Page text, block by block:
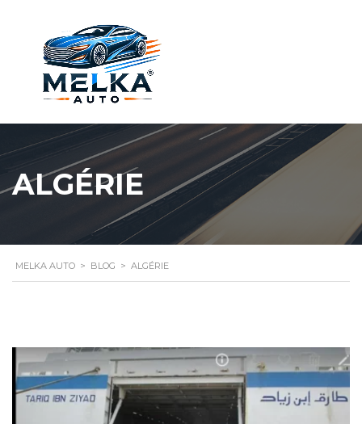
ALGÉRIE
MELKA AUTO > BLOG > ALGÉRIE